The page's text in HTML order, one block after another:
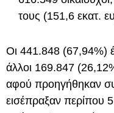
τους (151,6 εκατ.
Οι 441.848 (67,94%)
άλλοι 169.847
αφού προηγήθηκαν
εισέπραξαν περίπου